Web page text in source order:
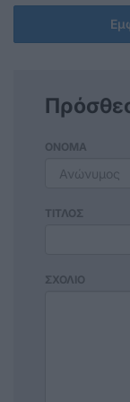
ΟΝΟΜΑ
ΤΙΤΛΟΣ
ΣΧΟΛΙΟ